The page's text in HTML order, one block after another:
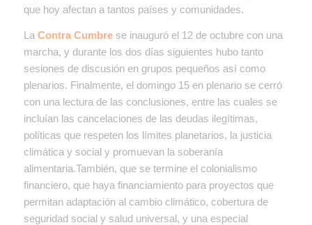
que hoy afectan a tantos países y comunidades.
La Contra Cumbrese inauguró el 12 de octubre con una
marcha, y durante los dos días siguientes hubo tanto
sesiones de discusión en grupos pequeños así como
plenarios. Finalmente, el domingo 15 en plenario se cerró
con una lectura de las conclusiones, entre las cuales se
incluían las cancelaciones de las deudas ilegítimas,
políticas que respeten los límites planetarios, la justicia
climática y social y promuevan la soberanía
alimentaria.También, que se termine el colonialismo
financiero, que haya financiamiento para proyectos que
permitan adaptación al cambio climático, cobertura de
seguridad social y salud universal, y una especial